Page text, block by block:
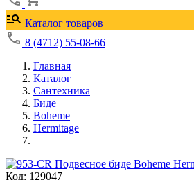
Каталог товаров
8 (4712) 55-08-66
Главная
Каталог
Сантехника
Биде
Boheme
Hermitage
Код: 129047